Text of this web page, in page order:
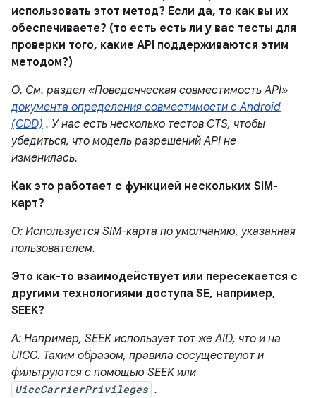
использовать этот метод? Если да, то как вы их
обеспечиваете? (то есть есть ли у вас тесты для
проверки того, какие API поддерживаются этим
методом?)
О. См. раздел «Поведенческая совместимость API»
документа определения совместимости с Android
(CDD) . У нас есть несколько тестов CTS, чтобы
убедиться, что модель разрешений API не
изменилась.
Как это работает с функцией нескольких SIM-
карт?
О: Используется SIM-карта по умолчанию, указанная
пользователем.
Это как-то взаимодействует или пересекается с
другими технологиями доступа SE, например,
SEEK?
A: Например, SEEK использует тот же AID, что и на
UICC. Таким образом, правила сосуществуют и
фильтруются с помощью SEEK или
UiccCarrierPrivileges .